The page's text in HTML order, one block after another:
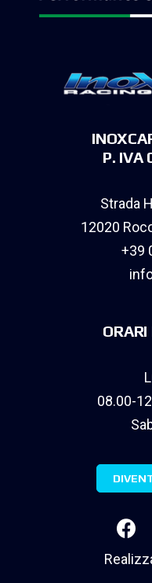
P. IVA
Strada
12020
+39
08.00-